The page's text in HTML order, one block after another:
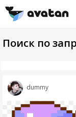
Поиск по
dummy